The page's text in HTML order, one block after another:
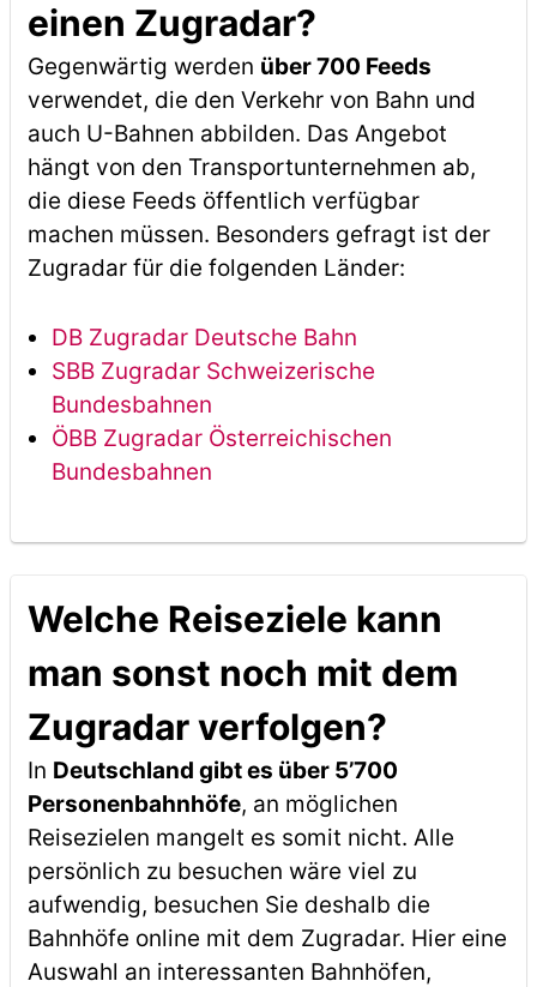
einen Zugradar?
Gegenwärtig werden über 700 Feeds
verwendet, die den Verkehr von Bahn und
auch U-Bahnen abbilden. Das Angebot
hängt von den Transportunternehmen ab,
die diese Feeds öffentlich verfügbar
machen müssen. Besonders gefragt ist der
Zugradar für die folgenden Länder:
DB Zugradar Deutsche Bahn
SBB Zugradar Schweizerische
Bundesbahnen
ÖBB Zugradar Österreichischen
Bundesbahnen
Welche Reiseziele kann
man sonst noch mit dem
Zugradar verfolgen?
In Deutschland gibt es über 5’700
Personenbahnhöfe, an möglichen
Reisezielen mangelt es somit nicht. Alle
persönlich zu besuchen wäre viel zu
aufwendig, besuchen Sie deshalb die
Bahnhöfe online mit dem Zugradar. Hier eine
Auswahl an interessanten Bahnhöfen,